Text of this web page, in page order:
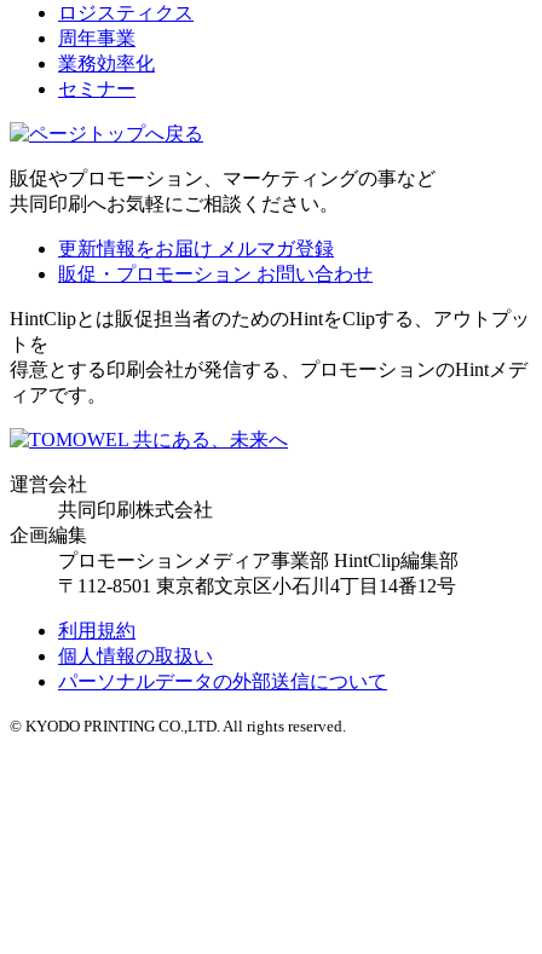
ロジスティクス
周年事業
業務効率化
セミナー
販促やプロモーション、マーケティングの事など
共同印刷へお気軽にご相談ください。
更新情報をお届け メルマガ登録
販促・プロモーション お問い合わせ
HintClipとは販促担当者のためのHintをClipする、アウトプッ
トを
得意とする印刷会社が発信する、プロモーションのHintメデ
ィアです。
運営会社
共同印刷株式会社
企画編集
プロモーションメディア事業部 HintClip編集部
〒112-8501 東京都文京区小石川4丁目14番12号
利用規約
個人情報の取扱い
パーソナルデータの外部送信について
© KYODO PRINTING CO.,LTD. All rights reserved.